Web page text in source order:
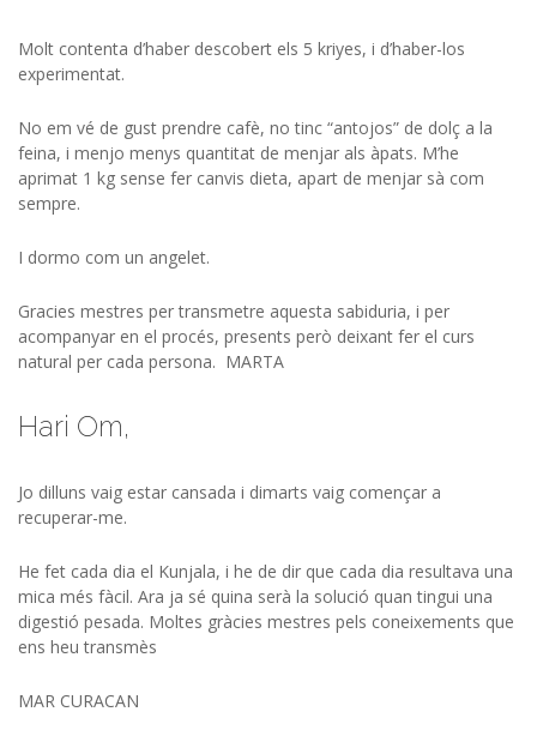
Molt contenta d’haber descobert els 5 kriyes, i d’haber-los
experimentat.
No em vé de gust prendre cafè, no tinc “antojos” de dolç a la
feina, i menjo menys quantitat de menjar als àpats. M’he
aprimat 1 kg sense fer canvis dieta, apart de menjar sà com
sempre.
I dormo com un angelet.
Gracies mestres per transmetre aquesta sabiduria, i per
acompanyar en el procés, presents però deixant fer el curs
natural per cada persona. MARTA
Hari Om,
Jo dilluns vaig estar cansada i dimarts vaig començar a
recuperar-me.
He fet cada dia el Kunjala, i he de dir que cada dia resultava una
mica més fàcil. Ara ja sé quina serà la solució quan tingui una
digestió pesada. Moltes gràcies mestres pels coneixements que
ens heu transmès
MAR CURACAN